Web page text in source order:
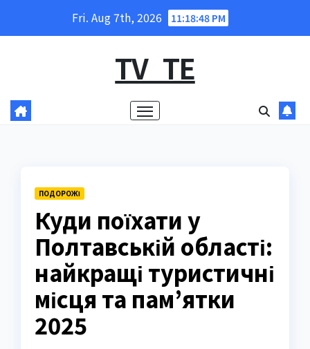
Fri. Aug 7th, 2026 11:18:49 PM
TV_TE
ПОДОРОЖІ
Куди поїхати у
Полтавській області:
найкращі туристичні
місця та пам’ятки
2025